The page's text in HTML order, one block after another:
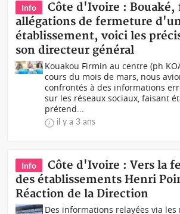
Info
Côte d'Ivoire : Bouaké,
allégations de fermeture
établissement, voici les
son directeur général
Kouakou Firmin au centre (ph
cours du mois de mars, nous
confrontés à des informations
sur les réseaux sociaux, faisant
prétend...
il y a 3 ans
Info
Côte d'Ivoire : Vers la
des établissements Henri
Réaction de la Direction
Des informations relayées via les